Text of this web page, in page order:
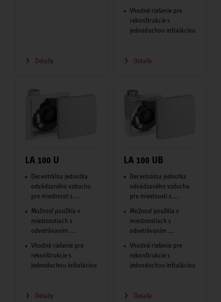
Detaily
Vhodné riešenie pre
rekonštrukcie s
jednoduchou inštaláciou
Detaily
LA 100 U
Decentrálna jednotka
odvádzaného vzduchu
pre miestnosti s ...
Možnosť použitia v
miestnostiach s
odvetrávaním ...
Vhodné riešenie pre
rekonštrukcie s
jednoduchou inštaláciou
Detaily
LA 100 UB
Decentrálna jednotka
odvádzaného vzduchu
pre miestnosti s ...
Možnosť použitia v
miestnostiach s
odvetrávaním ...
Vhodné riešenie pre
rekonštrukcie s
jednoduchou inštaláciou
Detaily